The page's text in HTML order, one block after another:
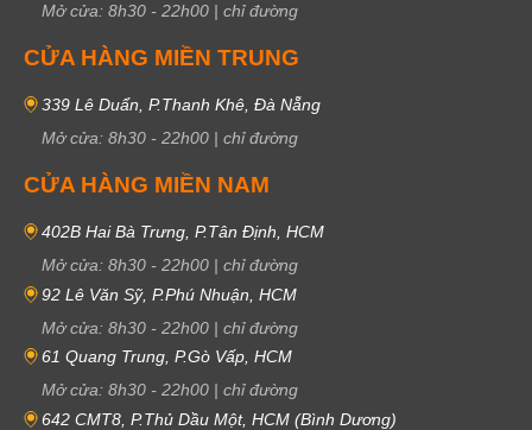
Mở cửa: 8h30 - 22h00 | chỉ đường
CỬA HÀNG MIỀN TRUNG
339 Lê Duẩn, P.Thanh Khê, Đà Nẵng
Mở cửa: 8h30 - 22h00 | chỉ đường
CỬA HÀNG MIỀN NAM
402B Hai Bà Trưng, P.Tân Định, HCM
Mở cửa: 8h30 - 22h00 | chỉ đường
92 Lê Văn Sỹ, P.Phú Nhuận, HCM
Mở cửa: 8h30 - 22h00 | chỉ đường
61 Quang Trung, P.Gò Vấp, HCM
Mở cửa: 8h30 - 22h00 | chỉ đường
642 CMT8, P.Thủ Dầu Một, HCM (Bình Dương)